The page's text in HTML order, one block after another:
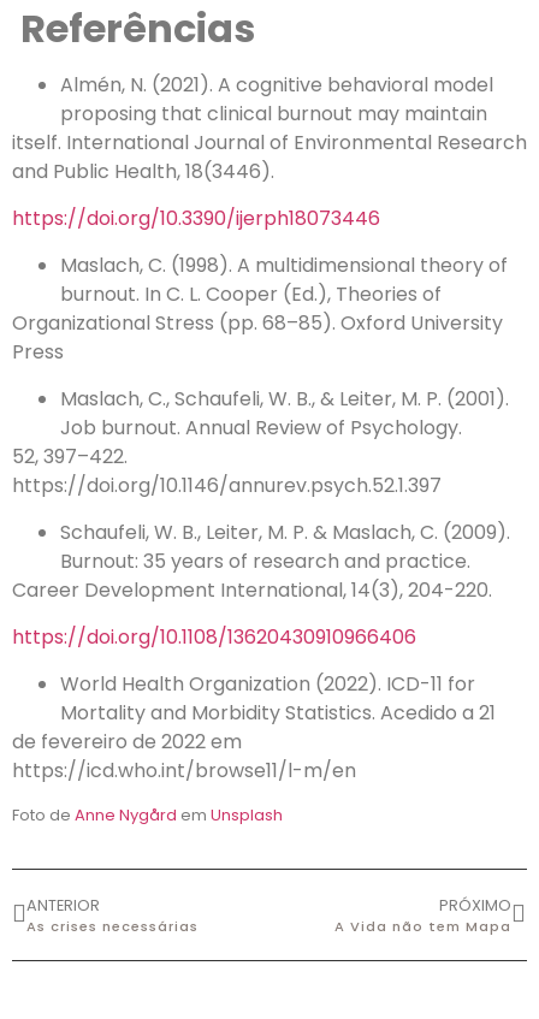
Referências
Almén, N. (2021). A cognitive behavioral model
proposing that clinical burnout may maintain
itself. International Journal of Environmental Research
and Public Health, 18(3446).
https://doi.org/10.3390/ijerph18073446
Maslach, C. (1998). A multidimensional theory of
burnout. In C. L. Cooper (Ed.), Theories of
Organizational Stress (pp. 68–85). Oxford University
Press
Maslach, C., Schaufeli, W. B., & Leiter, M. P. (2001).
Job burnout. Annual Review of Psychology.
52, 397–422.
https://doi.org/10.1146/annurev.psych.52.1.397
Schaufeli, W. B., Leiter, M. P. & Maslach, C. (2009).
Burnout: 35 years of research and practice.
Career Development International, 14(3), 204-220.
https://doi.org/10.1108/13620430910966406
World Health Organization (2022). ICD-11 for
Mortality and Morbidity Statistics. Acedido a 21
de fevereiro de 2022 em
https://icd.who.int/browse11/l-m/en
Foto de Anne Nygård em Unsplash
ANTERIOR
As crises necessárias
PRÓXIMO
A Vida não tem Mapa